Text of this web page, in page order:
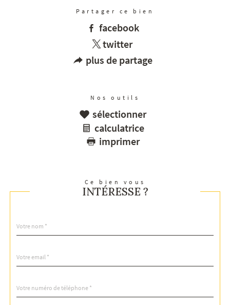
Partager ce bien
facebook
twitter
plus de partage
Nos outils
sélectionner
calculatrice
imprimer
Ce bien vous
INTÉRESSE ?
par
*
*
*